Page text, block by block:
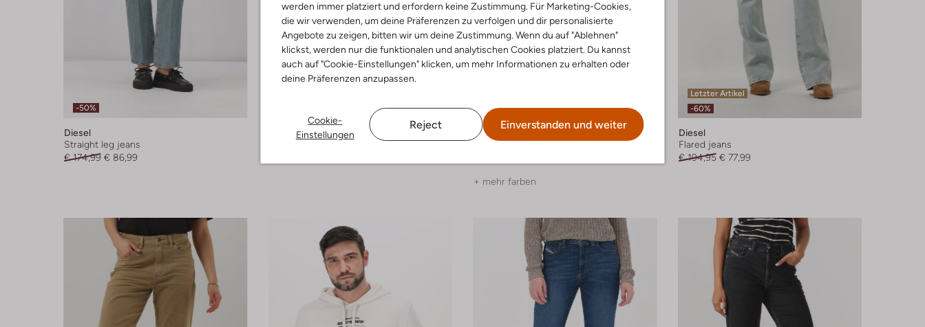
werden immer platziert und erfordern keine Zustimmung. Für Marketing-Cookies,
die wir verwenden, um deine Präferenzen zu verfolgen und dir personalisierte
Angebote zu zeigen, bitten wir um deine Zustimmung. Wenn du auf "Ablehnen"
klickst, werden nur die funktionalen und analytischen Cookies platziert. Du kannst
auch auf "Cookie-Einstellungen" klicken, um mehr Informationen zu erhalten oder
deine Präferenzen anzupassen.
Cookie-
Einstellungen
Reject Einverstanden und weiter
-50%
Diesel
Straight leg jeans
€ 174,99 € 86,99
-60%
Diesel
Straight leg jeans
+ mehr farben
Letzter Artikel
-60%
Diesel
Flared jeans
€ 194,95 € 77,99